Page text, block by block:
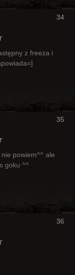
34
z freeza i
35
powiem^^ ale
goku ^^
36